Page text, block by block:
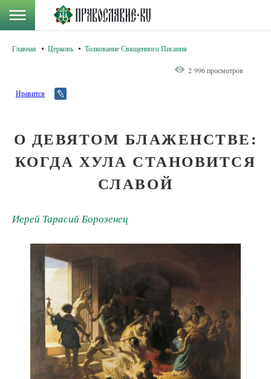
Главная Церковь Толкование Священного Писания
2 996 просмотров
Нравится
О ДЕВЯТОМ БЛАЖЕНСТВЕ:
КОГДА ХУЛА СТАНОВИТСЯ
СЛАВОЙ
Иерей Тарасий Борозенец